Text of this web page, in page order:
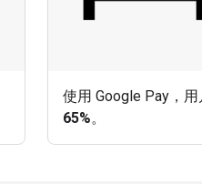
使用 Google Pay，
65%。